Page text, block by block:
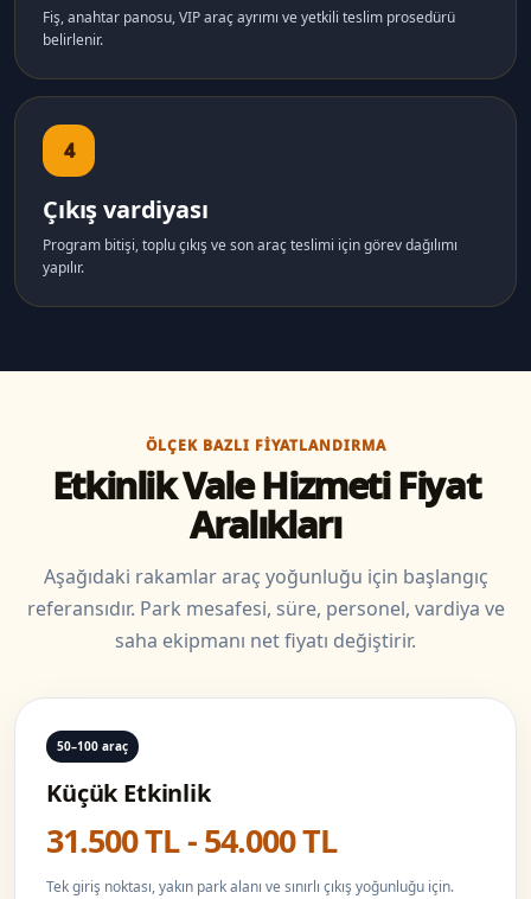
Fiş, anahtar panosu, VIP araç ayrımı ve yetkili teslim prosedürü
belirlenir.
4
Çıkış vardiyası
Program bitişi, toplu çıkış ve son araç teslimi için görev dağılımı
yapılır.
ÖLÇEK BAZLI FIYATLANDIRMA
Etkinlik Vale Hizmeti Fiyat
Aralıkları
Aşağıdaki rakamlar araç yoğunluğu için başlangıç
referansıdır. Park mesafesi, süre, personel, vardiya ve
saha ekipmanı net fiyatı değiştirir.
50–100 araç
Küçük Etkinlik
31.500 TL - 54.000 TL
Tek giriş noktası, yakın park alanı ve sınırlı çıkış yoğunluğu için.